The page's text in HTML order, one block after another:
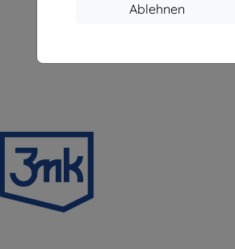
Ablehnen